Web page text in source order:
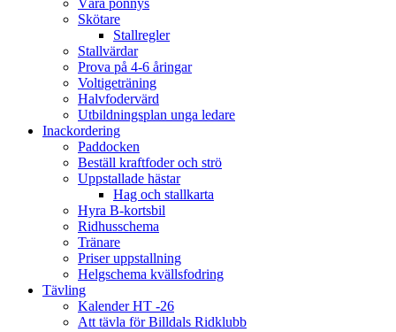
Våra ponnys
Skötare
Stallregler
Stallvärdar
Prova på 4-6 åringar
Voltigeträning
Halvfodervärd
Utbildningsplan unga ledare
Inackordering
Paddocken
Beställ kraftfoder och strö
Uppstallade hästar
Hag och stallkarta
Hyra B-kortsbil
Ridhusschema
Tränare
Priser uppstallning
Helgschema kvällsfodring
Tävling
Kalender HT -26
Att tävla för Billdals Ridklubb